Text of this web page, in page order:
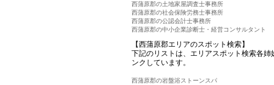
西蒲原郡の土地家屋調査士事務所
西蒲原郡の社会保険労務士事務所
西蒲原郡の公認会計士事務所
西蒲原郡の中小企業診断士・経営コンサルタント
【西蒲原郡エリアのスポット検索】
下記のリストは、エリアスポット検索各
ンクしています。
西蒲原郡の岩盤浴ストーンスパ